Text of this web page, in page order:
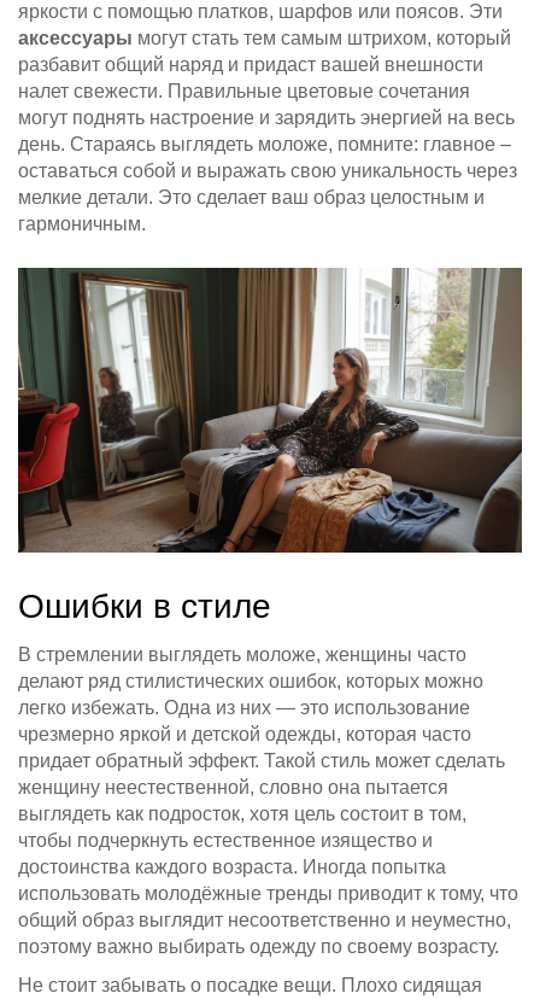
яркости с помощью платков, шарфов или поясов. Эти
аксессуары могут стать тем самым штрихом, который
разбавит общий наряд и придаст вашей внешности
налет свежести. Правильные цветовые сочетания
могут поднять настроение и зарядить энергией на весь
день. Стараясь выглядеть моложе, помните: главное –
оставаться собой и выражать свою уникальность через
мелкие детали. Это сделает ваш образ целостным и
гармоничным.
Ошибки в стиле
В стремлении выглядеть моложе, женщины часто
делают ряд стилистических ошибок, которых можно
легко избежать. Одна из них — это использование
чрезмерно яркой и детской одежды, которая часто
придает обратный эффект. Такой стиль может сделать
женщину неестественной, словно она пытается
выглядеть как подросток, хотя цель состоит в том,
чтобы подчеркнуть естественное изящество и
достоинства каждого возраста. Иногда попытка
использовать молодёжные тренды приводит к тому, что
общий образ выглядит несоответственно и неуместно,
поэтому важно выбирать одежду по своему возрасту.
Не стоит забывать о посадке вещи. Плохо сидящая